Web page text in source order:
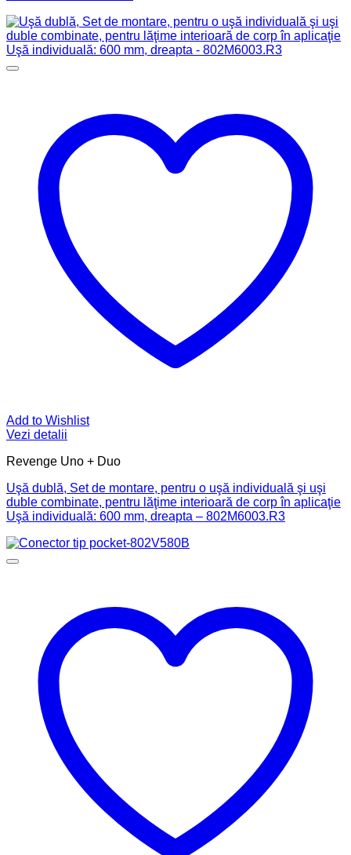
Add to Wishlist
Vezi detalii
Revenge Uno + Duo
Uşă dublă, Set de montare, pentru o uşă individuală şi uşi
duble combinate, pentru lăţime interioară de corp în aplicaţie
Uşă individuală: 600 mm, dreapta – 802M6003.R3